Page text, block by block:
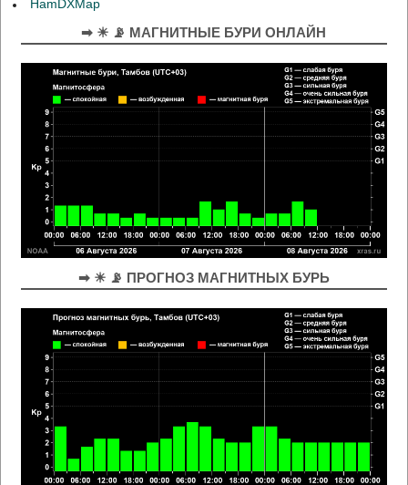
HamDXMap
➡ ☀ 📡 МАГНИТНЫЕ БУРИ ОНЛАЙН
➡ ☀ 📡 ПРОГНОЗ МАГНИТНЫХ БУРЬ